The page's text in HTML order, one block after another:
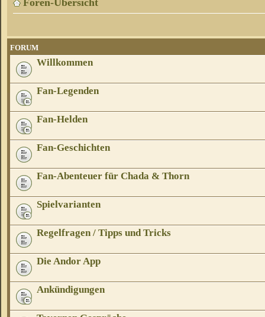
Foren-Übersicht
FORUM
Willkommen
Fan-Legenden
Fan-Helden
Fan-Geschichten
Fan-Abenteuer für Chada & Thorn
Spielvarianten
Regelfragen / Tipps und Tricks
Die Andor App
Ankündigungen